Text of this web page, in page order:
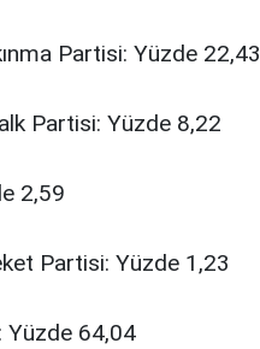
Partisi: Yüzde 22,43
Partisi: Yüzde 8,22
2,59
Partisi: Yüzde 1,23
Yüzde 64,04